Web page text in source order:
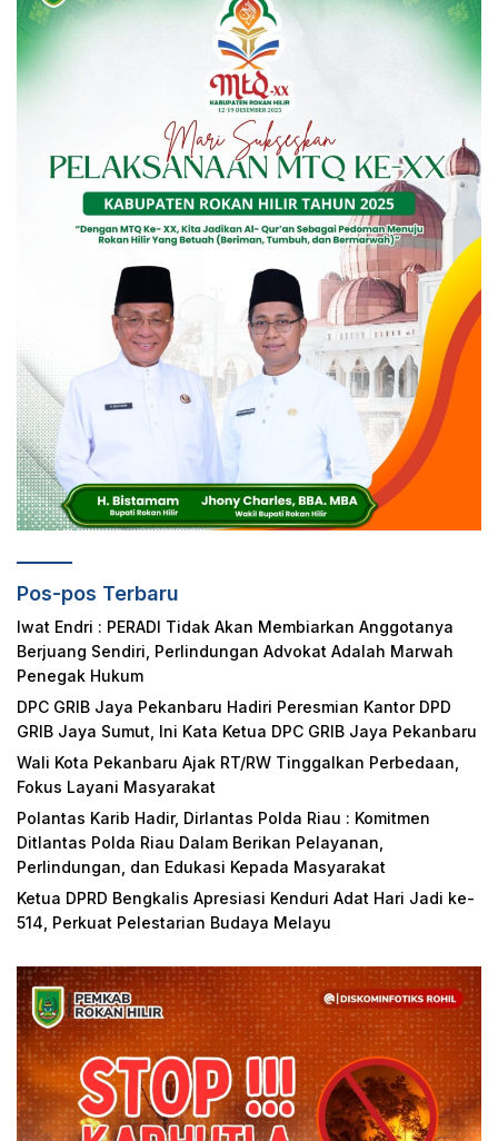
Pos-pos Terbaru
Iwat Endri : PERADI Tidak Akan Membiarkan Anggotanya
Berjuang Sendiri, Perlindungan Advokat Adalah Marwah
Penegak Hukum
DPC GRIB Jaya Pekanbaru Hadiri Peresmian Kantor DPD
GRIB Jaya Sumut, Ini Kata Ketua DPC GRIB Jaya Pekanbaru
Wali Kota Pekanbaru Ajak RT/RW Tinggalkan Perbedaan,
Fokus Layani Masyarakat
Polantas Karib Hadir, Dirlantas Polda Riau : Komitmen
Ditlantas Polda Riau Dalam Berikan Pelayanan,
Perlindungan, dan Edukasi Kepada Masyarakat
Ketua DPRD Bengkalis Apresiasi Kenduri Adat Hari Jadi ke-
514, Perkuat Pelestarian Budaya Melayu